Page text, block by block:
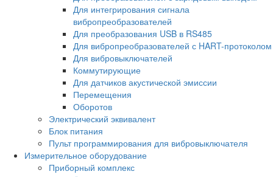
Для интегрирования сигнала
вибропреобразователей
Для преобразования USB в RS485
Для вибропреобразователей с HART-протоколом
Для вибровыключателей
Коммутирующие
Для датчиков акустической эмиссии
Перемещения
Оборотов
Электрический эквивалент
Блок питания
Пульт программирования для вибровыключателя
Измерительное оборудование
Приборный комплекс